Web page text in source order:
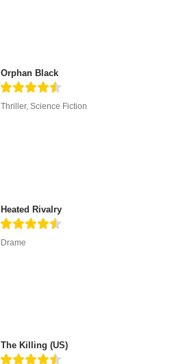
Orphan Black
Thriller,Science Fiction
Heated Rivalry
Drame
The Killing (US)